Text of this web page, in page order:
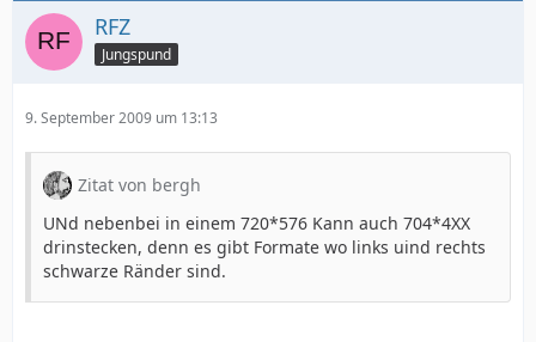
RFZ
Jungspund
9. September 2009 um 13:13
Zitat von bergh
UNd nebenbei in einem 720*576 Kann auch 704*4XX
drinstecken, denn es gibt Formate wo links uind rechts
schwarze Ränder sind.